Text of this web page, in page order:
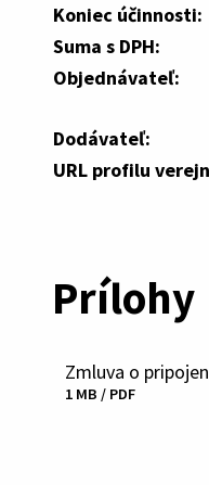
Koniec účinnosti:
Suma s DPH:
Objednávateľ:
Dodávateľ:
URL profilu
Prílohy
Stiahnuť
Zmluva o
1 MB / PDF